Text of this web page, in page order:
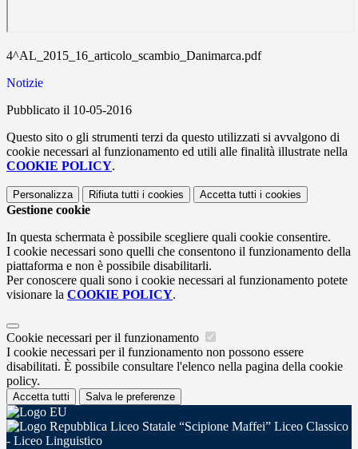
4^AL_2015_16_articolo_scambio_Danimarca.pdf
Notizie
Pubblicato il 10-05-2016
Questo sito o gli strumenti terzi da questo utilizzati si avvalgono di
cookie necessari al funzionamento ed utili alle finalità illustrate nella
COOKIE POLICY.
Personalizza Rifiuta tutti i cookies Accetta tutti i cookies
Gestione cookie
In questa schermata è possibile scegliere quali cookie consentire.
I cookie necessari sono quelli che consentono il funzionamento della
piattaforma e non è possibile disabilitarli.
Per conoscere quali sono i cookie necessari al funzionamento potete
visionare la COOKIE POLICY.
Cookie necessari per il funzionamento
I cookie necessari per il funzionamento non possono essere
disabilitati. È possibile consultare l'elenco nella pagina della cookie
policy.
Accetta tutti Salva le preferenze
Liceo Statale “Scipione Maffei” Liceo Classico
- Liceo Linguistico